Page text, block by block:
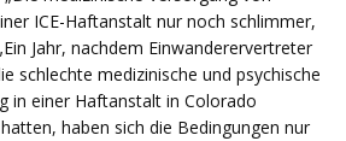
ICE-Haftanstalt nur noch schlimmer,
Jahr, nachdem Einwanderervertreter
schlechte medizinische und psychische
in einer Haftanstalt in Colorado
haben sich die Bedingungen nur